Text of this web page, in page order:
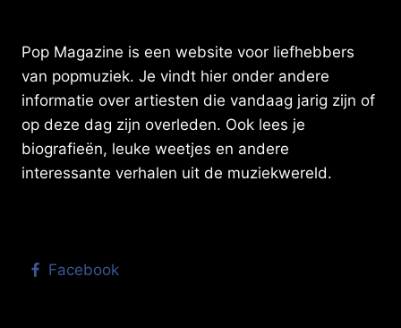
Pop Magazine is een website voor liefhebbers
van popmuziek. Je vindt hier onder andere
informatie over artiesten die vandaag jarig zijn of
op deze dag zijn overleden. Ook lees je
biografieën, leuke weetjes en andere
interessante verhalen uit de muziekwereld.
Facebook